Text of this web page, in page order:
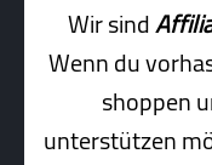
Wir sind
Wenn du
shoppen
unterstützen